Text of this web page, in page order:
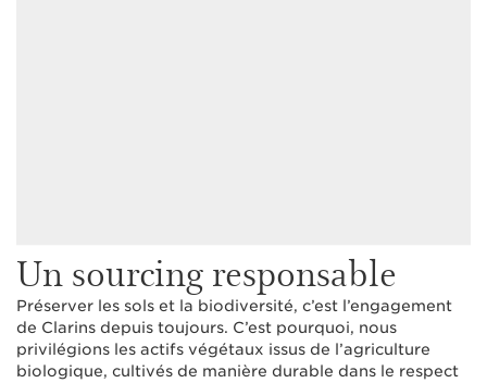
Un sourcing responsable
Préserver les sols et la biodiversité, c’est l’engagement
de Clarins depuis toujours. C’est pourquoi, nous
privilégions les actifs végétaux issus de l’agriculture
biologique, cultivés de manière durable dans le respect